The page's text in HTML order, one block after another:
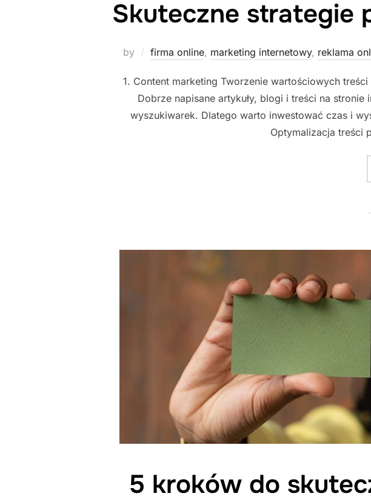
Skuteczne strategie
by firma online, marketing internetowy, reklama
1. Content marketing Tworzenie wartościowych
Dobrze napisane artykuły, blogi i treści na
wyszukiwarek. Dlatego warto inwestować czas i
Optymalizacja treści
5 kroków do